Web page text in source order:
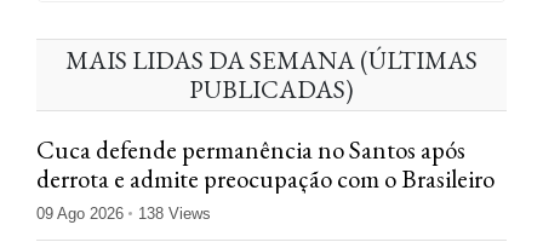
MAIS LIDAS DA SEMANA (ÚLTIMAS
PUBLICADAS)
Cuca defende permanência no Santos após
derrota e admite preocupação com o Brasileiro
09 Ago 2026 138 Views